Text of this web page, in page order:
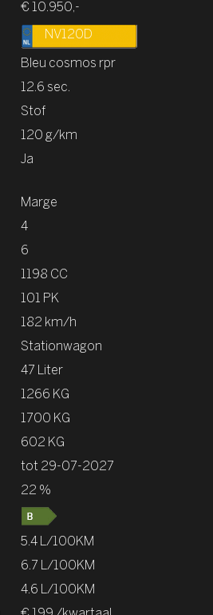
€ 10.950,-
NV120D
Bleu cosmos rpr
12.6 sec.
Stof
120 g/km
Ja
Marge
4
6
1198 CC
101 PK
182 km/h
Stationwagon
47 Liter
1266 KG
1700 KG
602 KG
tot 29-07-2027
22 %
5.4 L/100KM
6.7 L/100KM
4.6 L/100KM